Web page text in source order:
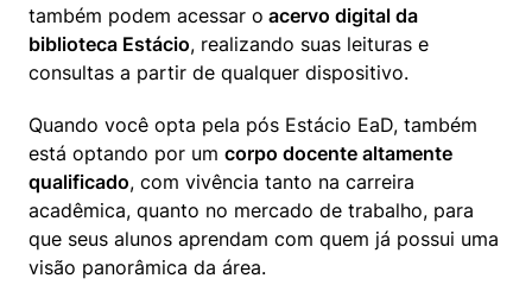
também podem acessar o acervo digital da
biblioteca Estácio, realizando suas leituras e
consultas a partir de qualquer dispositivo.
Quando você opta pela pós Estácio EaD, também
está optando por um corpo docente altamente
qualificado, com vivência tanto na carreira
acadêmica, quanto no mercado de trabalho, para
que seus alunos aprendam com quem já possui uma
visão panorâmica da área.